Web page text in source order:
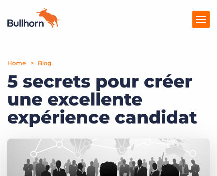
Solutions
Tarification
Produits
Ressources
Marketplace
Home Blog
5 secrets pour créer
une excellente
expérience candidat